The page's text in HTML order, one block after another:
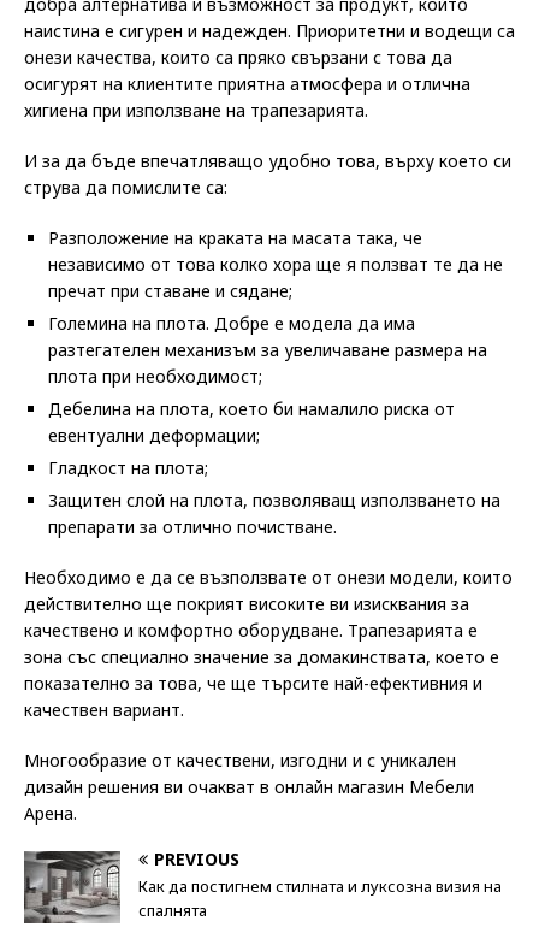
наистина е сигурен и надежден. Приоритетни и водещи са
онези качества, които са пряко свързани с това да
осигурят на клиентите приятна атмосфера и отлична
хигиена при използване на трапезарията.
И за да бъде впечатляващо удобно това, върху което си
струва да помислите са:
Разположение на краката на масата така, че
независимо от това колко хора ще я ползват те да не
пречат при ставане и сядане;
Големина на плота. Добре е модела да има
разтегателен механизъм за увеличаване размера на
плота при необходимост;
Дебелина на плота, което би намалило риска от
евентуални деформации;
Гладкост на плота;
Защитен слой на плота, позволяващ използването на
препарати за отлично почистване.
Необходимо е да се възползвате от онези модели, които
действително ще покрият високите ви изисквания за
качествено и комфортно оборудване. Трапезарията е
зона със специално значение за домакинствата, което е
показателно за това, че ще търсите най-ефективния и
качествен вариант.
Многообразие от качествени, изгодни и с уникален
дизайн решения ви очакват в онлайн магазин Мебели
Арена.
PREVIOUS
Как да постигнем стилната и луксозна визия на
спалнята